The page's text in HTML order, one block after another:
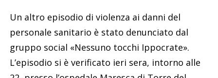
Il monastero delle oblate (ph. Salvatore Paternoster)
Un altro episodio di violenza ai danni del
personale sanitario è stato denunciato dal
gruppo social «Nessuno tocchi Ippocrate».
L’episodio si è verificato ieri sera, intorno alle